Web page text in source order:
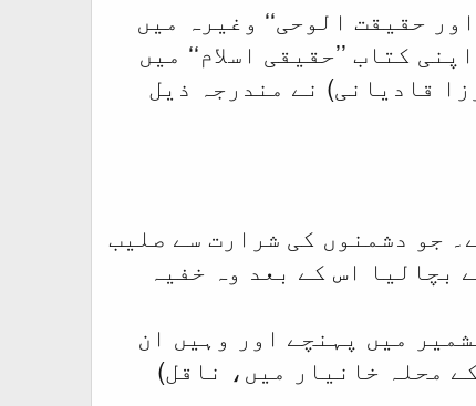
حقیقت الوحی‘‘ وغیرہ میں
کتاب ’’حقیقی اسلام‘‘ میں
قادیانی) نے مندرجہ ذیل
جو دشمنوں کی شرارت سے صلیب
اس کے بعد وہ خفیہ
میں پہنچے اور وہیں ان
نگر کے محلہ خانیار میں، ناقل)